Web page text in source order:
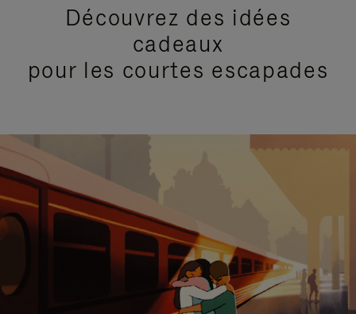
Découvrez des idées
cadeaux
pour les courtes escapades